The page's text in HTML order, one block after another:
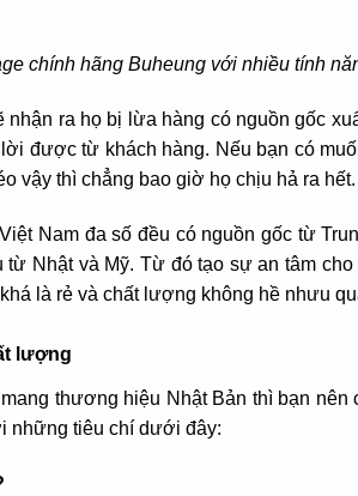
chính hãng Buheung với nhiều tính
ra họ bị lừa hàng có nguồn gốc
được từ khách hàng. Nếu bạn có
vậy thì chẳng bao giờ họ chịu hả ra hết.
Nam đa số đều có nguồn gốc từ
từ Nhật và Mỹ. Từ đó tạo sự an tâm
là rẻ và chất lượng không hề nhưu
lượng
thương hiệu Nhật Bản thì bạn nên
những tiêu chí dưới đây: